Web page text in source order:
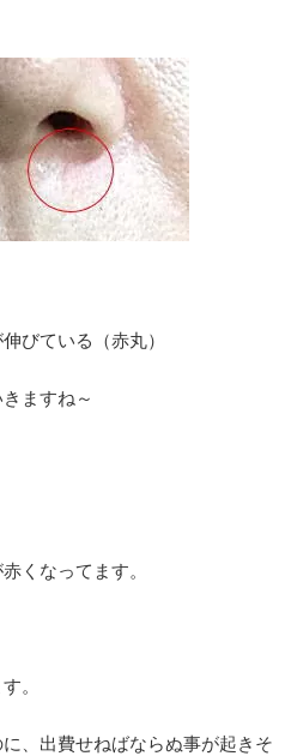
びている（赤丸）
ますね～
くなってます。
。
、出費せねばならぬ事が起きそ